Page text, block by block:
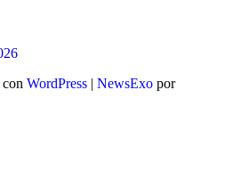
WordPress | NewsExo por